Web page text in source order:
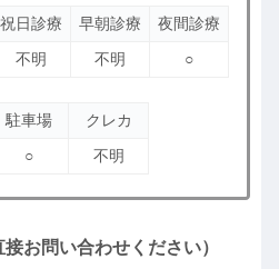
祝日診療 早朝診療
夜間診療
不明 不明 ○
駐車場
クレカ
○ 不明
お問い合わせください）